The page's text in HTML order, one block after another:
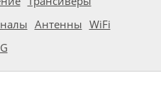
Антенны WiFi